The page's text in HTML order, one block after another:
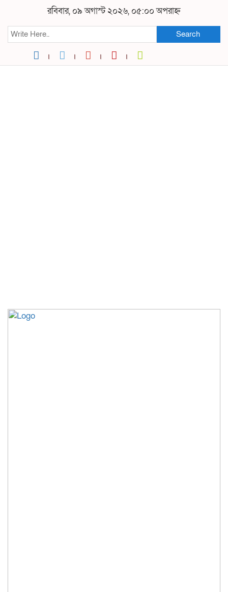
রবিবার, ০৯ অগাস্ট ২০২৬, ০৫:০০ অপরাহ্ন
Search